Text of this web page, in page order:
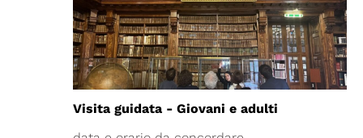
Visita guidata - Giovani e adulti